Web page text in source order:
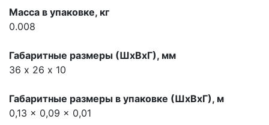
Масса в упаковке, кг
0.008
Габаритные размеры (ШхВхГ), мм
36 х 26 х 10
Габаритные размеры в упаковке (ШхВхГ), м
0,13 x 0,09 x 0,01